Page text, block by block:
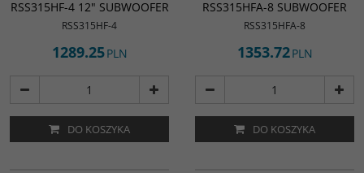
RSS315HF-4 12" SUBWOOFER
RSS315HF-4
1289.25PLN
DO KOSZYKA
RSS315HFA-8 SUBWOOFER
RSS315HFA-8
1353.72PLN
DO KOSZYKA